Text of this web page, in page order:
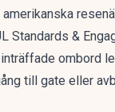
Standards &
ombord
till gate eller